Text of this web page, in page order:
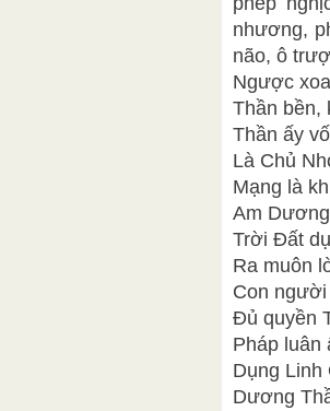
nhương,
não, ô
Ngược
Thần bền,
Thần ấy
Là Chủ
Mạng là
Am
Trời Đất
Ra muôn
Con
Đủ quyền
Pháp luân
Dụng
Dương